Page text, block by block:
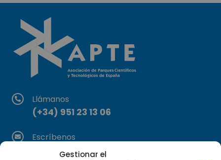
Gestionar el
Llámanos
(+34) 951 23 13 06
Escríbenos
info@apte.org